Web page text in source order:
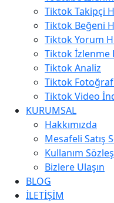
Tiktok Takipçi
Tiktok Beğeni
Tiktok Yorum
Tiktok İzlenme
Tiktok Analiz
Tiktok
Tiktok Video
KURUMSAL
Hakkımızda
Mesafeli Satış
Kullanım
Bizlere Ulaşın
BLOG
İLETİŞİM